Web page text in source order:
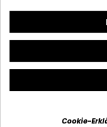
* Die maximale Höhe
Cookie-